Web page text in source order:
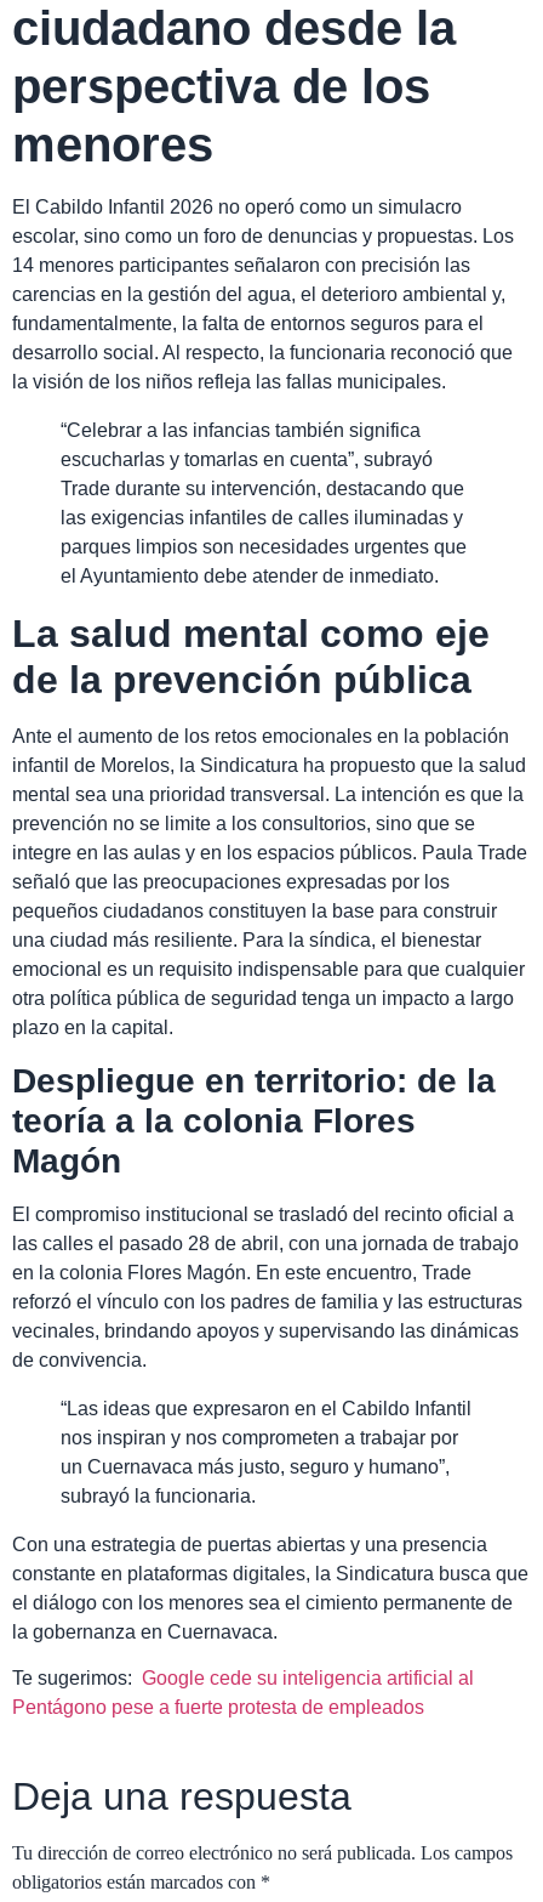
ciudadano desde la
perspectiva de los
menores
El Cabildo Infantil 2026 no operó como un simulacro
escolar, sino como un foro de denuncias y propuestas. Los
14 menores participantes señalaron con precisión las
carencias en la gestión del agua, el deterioro ambiental y,
fundamentalmente, la falta de entornos seguros para el
desarrollo social. Al respecto, la funcionaria reconoció que
la visión de los niños refleja las fallas municipales.
“Celebrar a las infancias también significa
escucharlas y tomarlas en cuenta”, subrayó
Trade durante su intervención, destacando que
las exigencias infantiles de calles iluminadas y
parques limpios son necesidades urgentes que
el Ayuntamiento debe atender de inmediato.
La salud mental como eje
de la prevención pública
Ante el aumento de los retos emocionales en la población
infantil de Morelos, la Sindicatura ha propuesto que la salud
mental sea una prioridad transversal. La intención es que la
prevención no se limite a los consultorios, sino que se
integre en las aulas y en los espacios públicos. Paula Trade
señaló que las preocupaciones expresadas por los
pequeños ciudadanos constituyen la base para construir
una ciudad más resiliente. Para la síndica, el bienestar
emocional es un requisito indispensable para que cualquier
otra política pública de seguridad tenga un impacto a largo
plazo en la capital.
Despliegue en territorio: de la
teoría a la colonia Flores
Magón
El compromiso institucional se trasladó del recinto oficial a
las calles el pasado 28 de abril, con una jornada de trabajo
en la colonia Flores Magón. En este encuentro, Trade
reforzó el vínculo con los padres de familia y las estructuras
vecinales, brindando apoyos y supervisando las dinámicas
de convivencia.
“Las ideas que expresaron en el Cabildo Infantil
nos inspiran y nos comprometen a trabajar por
un Cuernavaca más justo, seguro y humano”,
subrayó la funcionaria.
Con una estrategia de puertas abiertas y una presencia
constante en plataformas digitales, la Sindicatura busca que
el diálogo con los menores sea el cimiento permanente de
la gobernanza en Cuernavaca.
Te sugerimos: Google cede su inteligencia artificial al
Pentágono pese a fuerte protesta de empleados
Deja una respuesta
Tu dirección de correo electrónico no será publicada. Los campos
obligatorios están marcados con *